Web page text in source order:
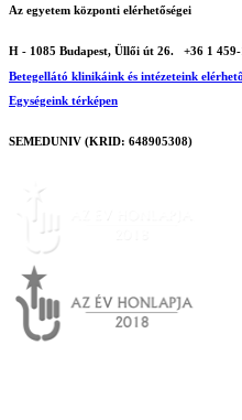
Az egyetem központi elérhetőségei
H - 1085 Budapest, Üllői út 26.
+36 1
Betegellátó klinikáink és intézeteink
Egységeink térképen
SEMEDUNIV (KRID: 648905308)